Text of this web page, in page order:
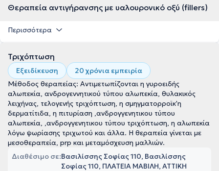
Θεραπεία αντιγήρανσης με υαλουρονικό οξύ (fillers)
Περισσότερα
Τριχόπτωση
Εξειδίκευση
20 χρόνια εμπειρία
Μέθοδος θεραπείας: Αντιμετωπίζονται η γυροειδής
αλωπεκία, ανδρογεννητικού τύπου αλωπεκία, θυλακικός
λειχήνας, τελογενής τριχόπτωση, η σμηγματορροϊκ'η
δερματίτιδα, η πιτυρίαση ,ανδρογγενητικου τύπου
αλωπεκία, ,ανδρογγενητικου τύπου τριχόπτωση, η αλωπεκία
λόγω ψωρίασης τριχωτού και άλλα. Η θεραπεία γίνεται με
μεσοθεραπεία, prp και μεταμόσχευση μαλλιών.
Διαθέσιμο σε:Βασιλίσσης Σοφίας 110, Βασιλίσσης
Σοφίας 110, ΠΛΑΤΕΙΑ ΜΑΒΙΛΗ, ΑΤΤΙΚΗ